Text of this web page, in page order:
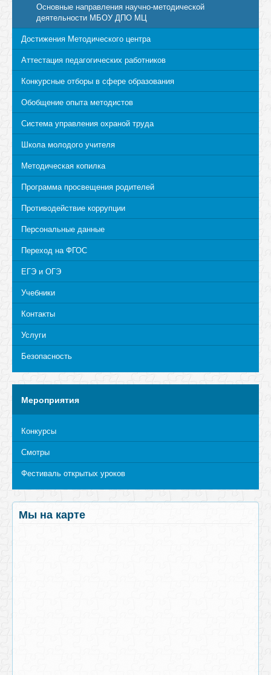
Основные направления научно-методической
деятельности МБОУ ДПО МЦ
Достижения Методического центра
Аттестация педагогических работников
Конкурсные отборы в сфере образования
Обобщение опыта методистов
Система управления охраной труда
Школа молодого учителя
Методическая копилка
Программа просвещения родителей
Противодействие коррупции
Персональные данные
Переход на ФГОС
ЕГЭ и ОГЭ
Учебники
Контакты
Услуги
Безопасность
Мероприятия
Конкурсы
Смотры
Фестиваль открытых уроков
Мы на карте